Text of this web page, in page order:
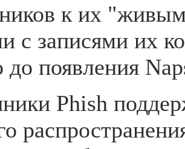
к их
с записями их
до появления
Phish